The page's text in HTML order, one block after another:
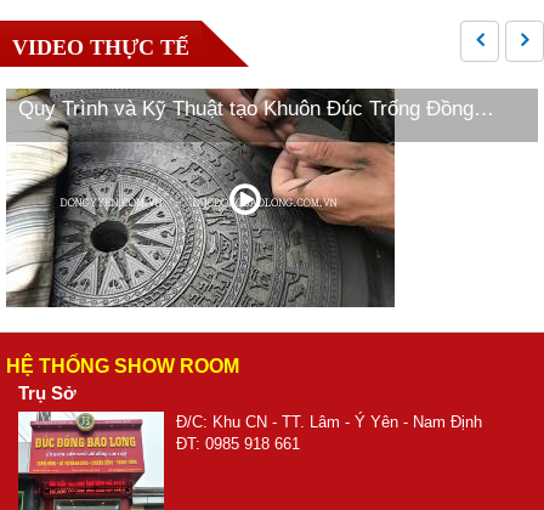
VIDEO THỰC TẾ
Quy Trình và Kỹ Thuật tạo Khuôn Đúc Trống Đồng
Ngọc Lũ
HỆ THỐNG SHOW ROOM
Trụ Sở
Đ/C: Khu CN - TT. Lâm - Ý Yên - Nam Định
ĐT: 0985 918 661